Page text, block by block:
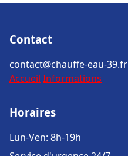
Contact
contact@chauffe-eau-39.fr
Accueil Informations
Horaires
Lun-Ven: 8h-19h